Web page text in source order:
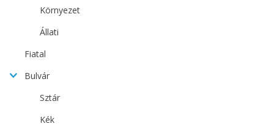
Környezet
Állati
Fiatal
Bulvár
Sztár
Kék